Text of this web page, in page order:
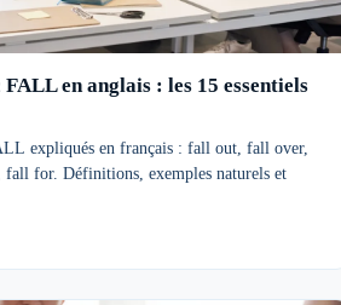
en anglais : les 15 essentiels
expliqués en français : fall out, fall over,
for. Définitions, exemples naturels et